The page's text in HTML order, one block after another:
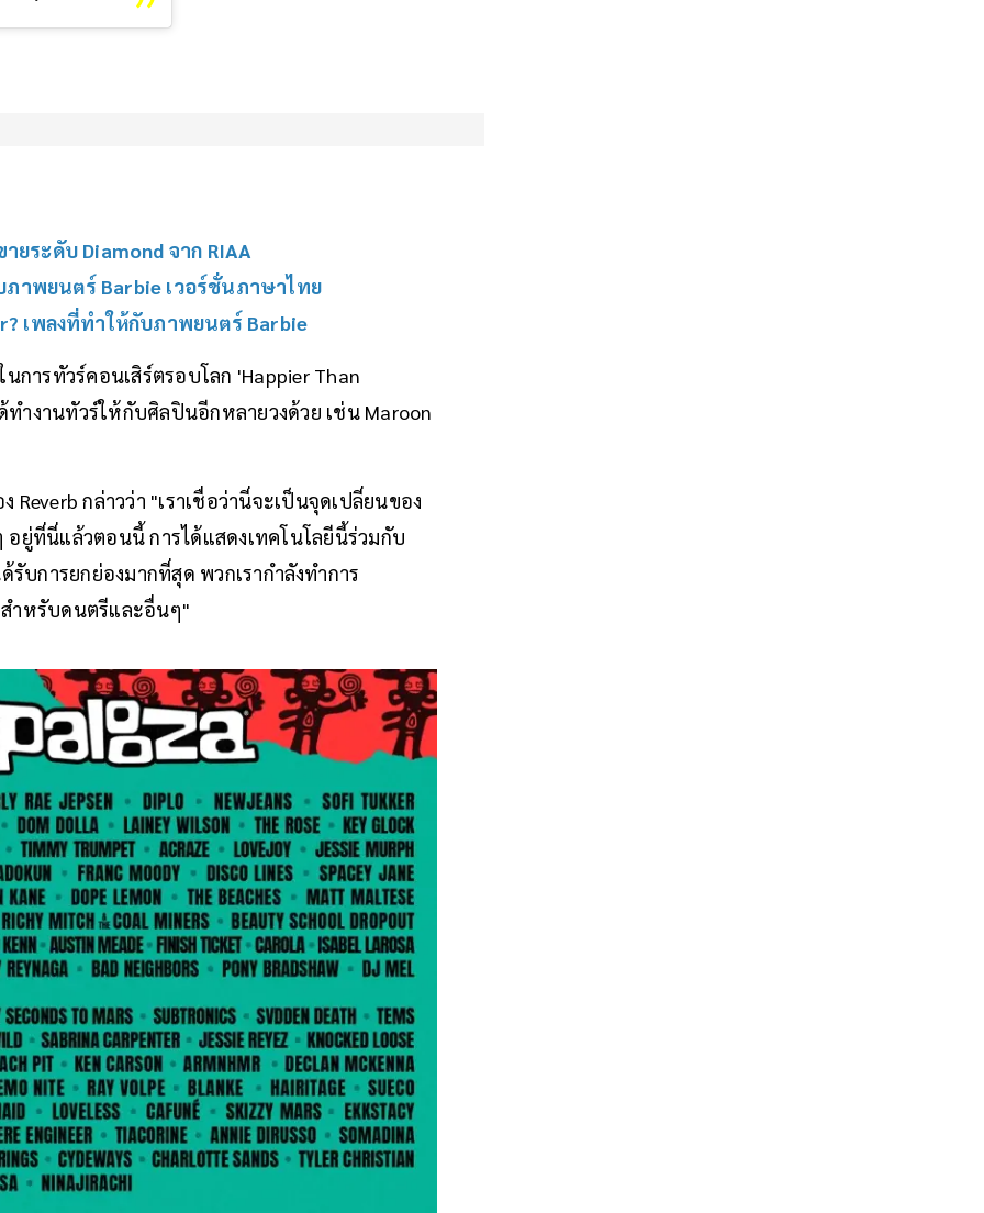
ยระดับ Diamond จาก RIAA
ภาพยนตร์ Barbie เวอร์ชั่นภาษาไทย
เพลงที่ทำให้กับภาพยนตร์ Barbie
นการทัวร์คอนเสิร์ตรอบโลก 'Happier Than
ทำงานทัวร์ให้กับศิลปินอีกหลายวงด้วย เช่น Maroon
กล่าวว่า "เราเชื่อว่านี่จะเป็นจุดเปลี่ยนของ
ยู่ที่นี่แล้วตอนนี้ การได้แสดงเทคโนโลยีนี้ร่วมกับ
บการยกย่องมากที่สุด พวกเรากำลังทำการ
ำหรับดนตรีและอื่นๆ"